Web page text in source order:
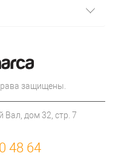
защищены.
Вал, дом 32, стр. 7
48 64